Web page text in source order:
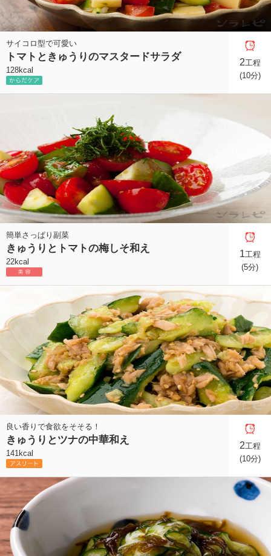
サイコロ型で可愛い
トマトときゅうりのマスタードサラダ
128kcal
2工程
(10分)
簡単さっぱり副菜
きゅうりとトマトの梅しそ和え
22kcal
1工程
(5分)
良い香りで食欲をそそる！
きゅうりとツナの中華和え
141kcal
2工程
(10分)